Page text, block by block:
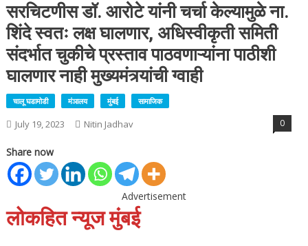
सरचिटणीस डॉ. आरोटे यांनी चर्चा केल्यामुळे ना.
शिंदे स्वतः लक्ष घालणार, अधिस्वीकृती समिती
संदर्भात चुकीचे प्रस्ताव पाठवणाऱ्यांना पाठीशी
घालणार नाही मुख्यमंत्र्यांची ग्वाही
चालू घडामोडी मंञालय मुंबई सामाजिक
July 19, 2023 Nitin Jadhav 0
Share now
Advertisement
लोकहित न्यूज मुंबई